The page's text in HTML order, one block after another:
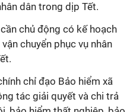
dân trong dịp Tết.
chủ động có kế hoạch
chuyển phục vụ nhân
chỉ đạo Bảo hiểm xã
tác giải quyết và chi trả